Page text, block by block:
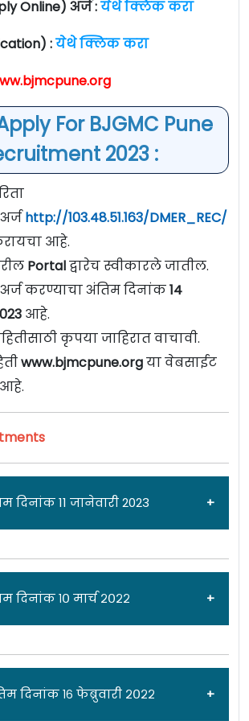
Online) अर्ज :येथे क्लिक करा
:येथे क्लिक करा
For BJGMC Pune
2023 :
http://103.48.51.163/DMER_REC/
आहे.
Portalद्वारेच स्वीकारले जातील.
करण्याचा अंतिम दिनांक14
आहे.
कृपया जाहिरात वाचावी.
www.bjmcpune.orgया वेबसाईट
दिनांक 11 जानेवारी 2023
दिनांक: ०४/०१/२३
Jeejeebhoy Government
& Sassoon General Hospital,
पदांची ०१ जागेसाठी पात्र
दिनांक १० मार्च २०२२
दिनांक: ०९/०३/२२
दिनांक १६ फेब्रुवारी २०२२